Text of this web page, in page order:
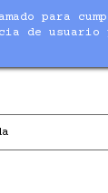
in/
para
de usuario